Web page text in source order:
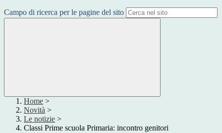
Campo di ricerca per le pagine del sito
Home >
Novità >
Le notizie >
Classi Prime scuola Primaria: incontro genitori